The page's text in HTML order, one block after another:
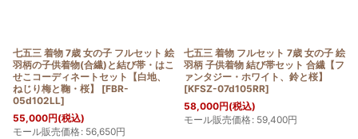
七五三 着物 7歳 女の子 フルセット 絵
羽柄の子供着物(合繊)と結び帯・はこ
せこコーディネートセット【白地、
ねじり梅と鞠・桜】
[FBR-
05d102LL]
55,000円(税込)
モール販売価格: 56,650円
七五三 着物 フルセット 7歳 女の子 絵
羽柄 子供着物 結び帯セット 合繊【フ
ァンタジー・ホワイト、鈴と桜】
[KFSZ-07d105RR]
58,000円(税込)
モール販売価格: 59,400円